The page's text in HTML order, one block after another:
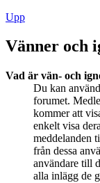
Upp
Vänner och
Vad är vän- och
Du kan
forumet.
kommer att
enkelt visa
meddelanden
från dessa
användare till
alla inlägg de